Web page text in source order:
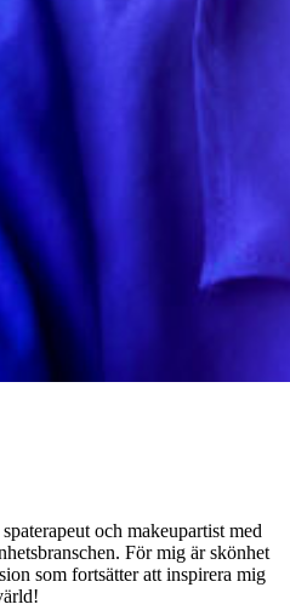
och makeupartist med
För mig är skönhet
som fortsätter att inspirera mig